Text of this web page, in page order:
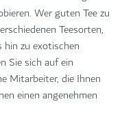
Wer guten Tee zu
Teesorten,
hin zu exotischen
Sie sich auf ein
Mitarbeiter, die Ihnen
einen angenehmen